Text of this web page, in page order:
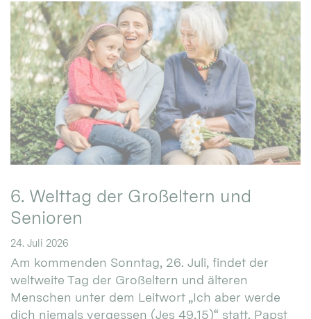
6. Welttag der Großeltern und
Senioren
24. Juli 2026
Am kommenden Sonntag, 26. Juli, findet der
weltweite Tag der Großeltern und älteren
Menschen unter dem Leitwort „Ich aber werde
dich niemals vergessen (Jes 49,15)“ statt. Papst